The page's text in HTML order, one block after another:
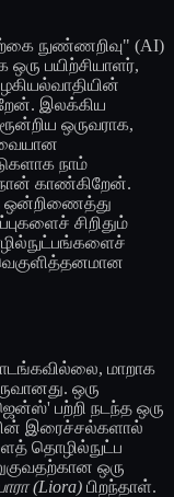
நுண்ணறிவு" (AI)
பயிற்சியாளர்,
இலக்கிய
ஒருவராக,
நாம்
காண்கிறேன்.
ஒன்றிணைத்து
சிறிதும்
மாறாக
ஒரு
பற்றி நடந்த ஒரு
இரைச்சல்களால்
தொழில்நுட்ப
ஒரு
(Liora) பிறந்தாள்.